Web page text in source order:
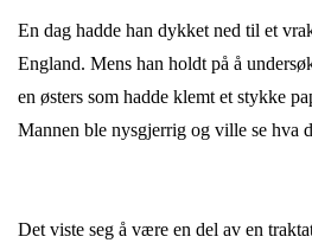
En dag hadde han dykket ned til et
England. Mens han holdt på å
en østers som hadde klemt et stykke
Mannen ble nysgjerrig og ville se hva
Det viste seg å være en del av en